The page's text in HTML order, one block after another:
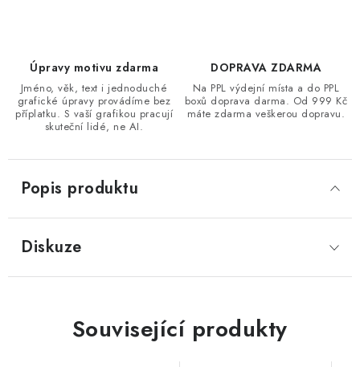
Úpravy motivu zdarma
Jméno, věk, text i jednoduché
grafické úpravy provádíme bez
příplatku. S vaší grafikou pracují
skuteční lidé, ne AI.
DOPRAVA ZDARMA
Na PPL výdejní místa a do PPL
boxů doprava darma. Od 999 Kč
máte zdarma veškerou dopravu.
Popis produktu
Diskuze
Související produkty